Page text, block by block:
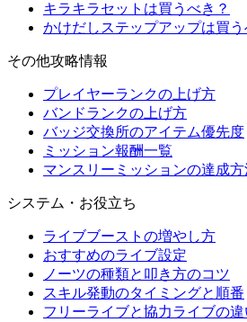
キラキラセットは買うべき？
かけだしステップアップは買う
その他攻略情報
プレイヤーランクの上げ方
バンドランクの上げ方
バッジ交換所のアイテム優先度
ミッション報酬一覧
マンスリーミッションの達成方
システム・お役立ち
ライブブーストの増やし方
おすすめのライブ設定
ノーツの種類と叩き方のコツ
スキル発動のタイミングと順番
フリーライブと協力ライブの違